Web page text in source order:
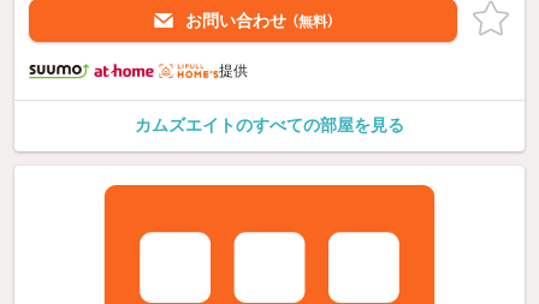
お問い合わせ （無料）
提供
カムズエイトのすべての部屋を見る